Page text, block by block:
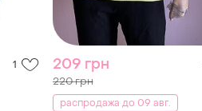
1 209 грн
220 грн
распродажа до 09 авг.